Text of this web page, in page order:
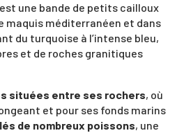
une bande de petits cailloux
maquis méditerranéen et dans
du turquoise à l’intense bleu,
et de roches granitiques
situées entre ses rochers, où
et pour ses fonds marins
de nombreux poissons, une